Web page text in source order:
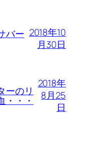
バー 2018年10
月30日
ーのリ
・・・
2018年
8月25
日